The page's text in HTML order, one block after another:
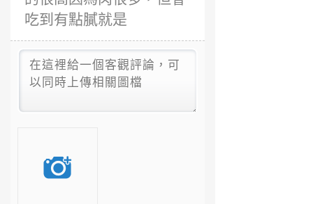
吃到有點膩就是